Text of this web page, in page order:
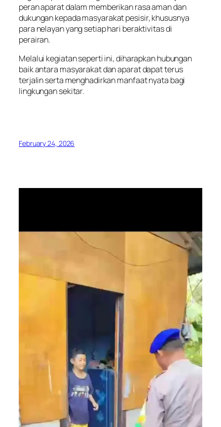
peran aparat dalam memberikan rasa aman dan
dukungan kepada masyarakat pesisir, khususnya
para nelayan yang setiap hari beraktivitas di
perairan.
Melalui kegiatan seperti ini, diharapkan hubungan
baik antara masyarakat dan aparat dapat terus
terjalin serta menghadirkan manfaat nyata bagi
lingkungan sekitar.
February 24, 2026